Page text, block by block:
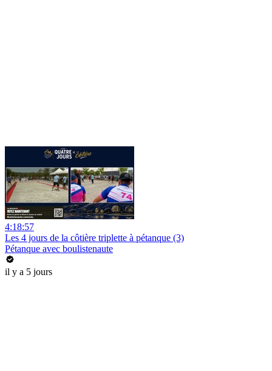
4:18:57
Les 4 jours de la côtière triplette à pétanque (3)
Pétanque avec boulistenaute
il y a 5 jours